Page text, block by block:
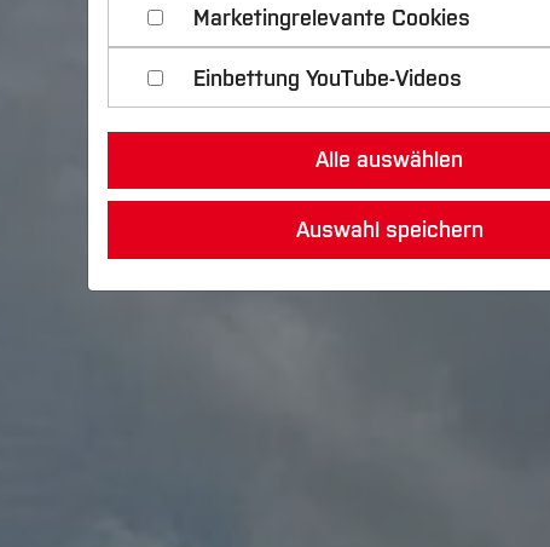
Marketingrelevante Cookies
Einbettung YouTube-Videos
Alle auswählen
Auswahl speichern